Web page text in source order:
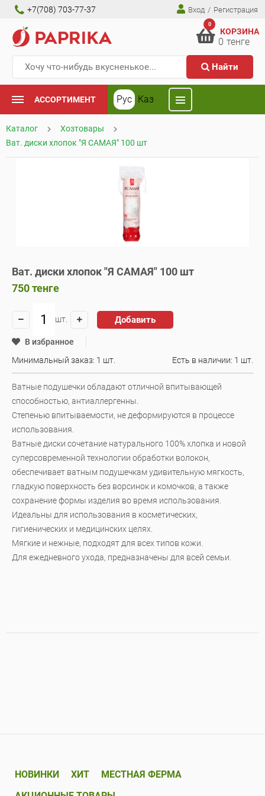
+7(708) 703-77-37 Вход / Регистрация
Найти
0
КОРЗИНА
0 тенге
АССОРТИМЕНТ Рус Каз
Каталог
Хозтовары
Ват. диски хлопок "Я САМАЯ" 100 шт
Ват. диски хлопок "Я САМАЯ" 100 шт
750тенге
шт. Добавить
В избранное
Минимальный заказ: 1 шт.
Есть в наличии: 1 шт.
Ватные подушечки обладают отличной впитывающей
способностью, антиаллергенны.
Степенью впитываемости, не деформируются в процессе
использования.
Ватные диски сочетание натурального 100% хлопка и новой
суперсовременной технологии обработки волокон,
обеспечивает ватным подушечкам удивительную мягкость,
гладкую поверхность без ворсинок и комочков, а также
сохранение формы изделия во время использования.
Идеальны для использования в косметических,
гигиенических и медицинских целях.
Мягкие и нежные, подходят для всех типов кожи.
Для ежедневного ухода, предназначены для всей семьи.
НОВИНКИ ХИТ
МЕСТНАЯ ФЕРМА